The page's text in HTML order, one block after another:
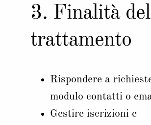
3. Finalità del
trattamento
Rispondere a
modulo contatti o
Gestire iscrizioni e